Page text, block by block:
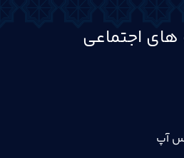
اجتماعی
آپ